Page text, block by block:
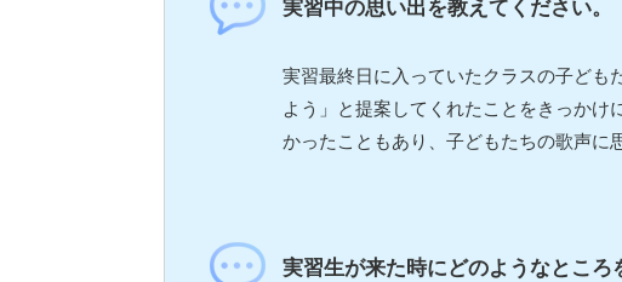
実習中の思い出を教えてください。
実習最終日に入っていたクラスの子ども
よう」と提案してくれたことをきっかけ
かったこともあり、子どもたちの歌声に
実習生が来た時にどのようなところ